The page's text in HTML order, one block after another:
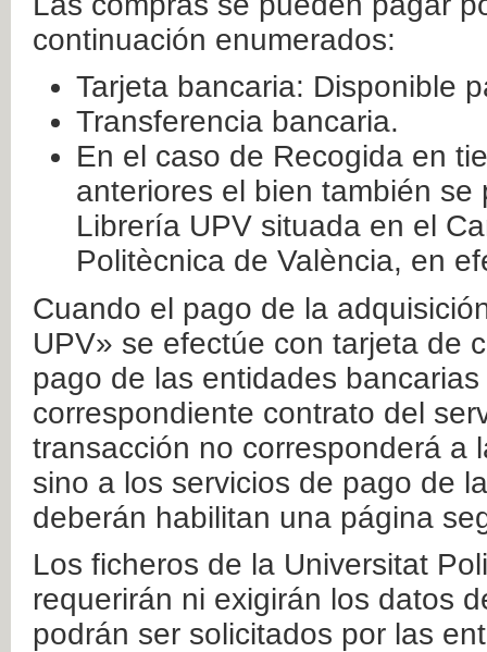
continuación enumerados:
Tarjeta bancaria: Disponible
Transferencia bancaria.
En el caso de Recogida en
anteriores el bien también
Librería UPV situada en el
Politècnica de València, en
Cuando el pago de la
UPV» se efectúe con tarjeta de
pago de las entidades
correspondiente contrato del
transacción no corresponderá a
sino a los servicios de pago de
deberán habilitan una página
Los ficheros de la Universitat
requerirán ni exigirán los datos
podrán ser solicitados por las